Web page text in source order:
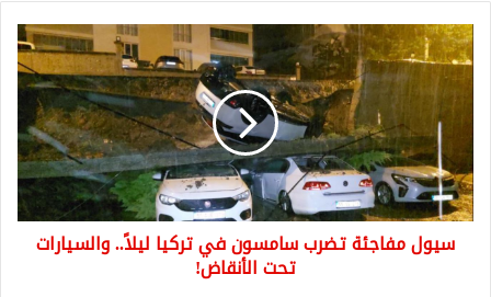
سيول
مفاجئة
تضرب
سامسون
في
تركيا
ليلاً..
والسيارات
تحت
الأنقاض!
سيول مفاجئة تضرب سامسون في تركيا ليلاً.. والسيارات
تحت الأنقاض!